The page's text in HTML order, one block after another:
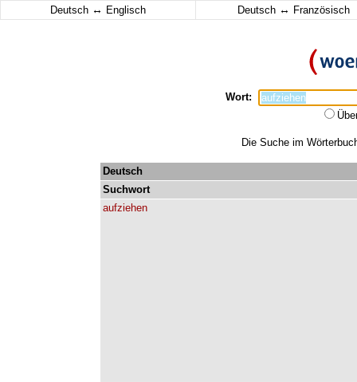
Deutsch ↔ Englisch Deutsch ↔ Französisch
Wort:
Die Suche im
Deutsch
Suchwort
aufziehen